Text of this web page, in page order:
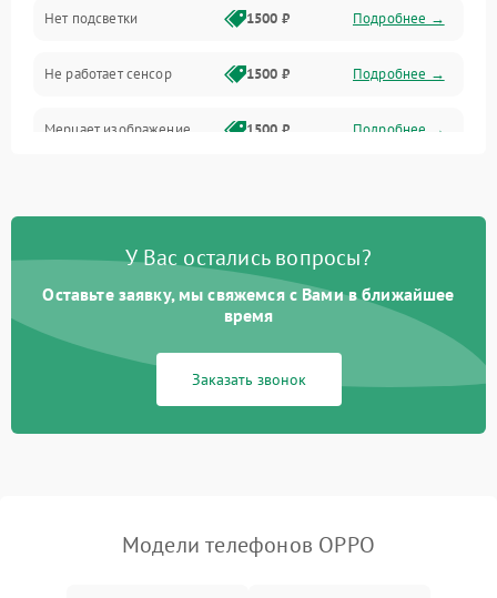
Проблемы с работой системы, корпусом и другие
Нет подсветки 1500 ₽ Подробнее →
Не работает сенсор 1500 ₽ Подробнее →
Мерцает изображение 1500 ₽ Подробнее →
У Вас остались вопросы?
Оставьте заявку, мы свяжемся с Вами в ближайшее
время
Заказать звонок
Модели телефонов OPPO